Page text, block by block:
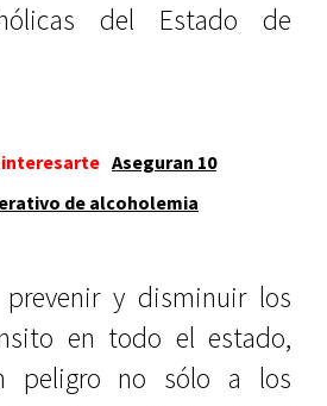
del Estado de
interesarte Aseguran 10
de alcoholemia
y disminuir los
en todo el estado,
peligro no sólo a los